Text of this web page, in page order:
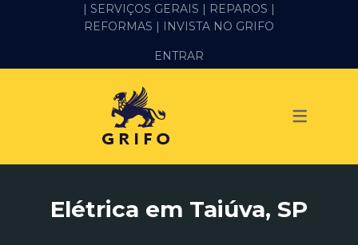
ALVENARIA E PEDREIRO
IMPERMEABILIZAÇÃO
| SERVIÇOS GERAIS | REPAROS |
REFORMAS | INVISTA NO GRIFO
ENTRAR
Elétrica em Taiúva, SP